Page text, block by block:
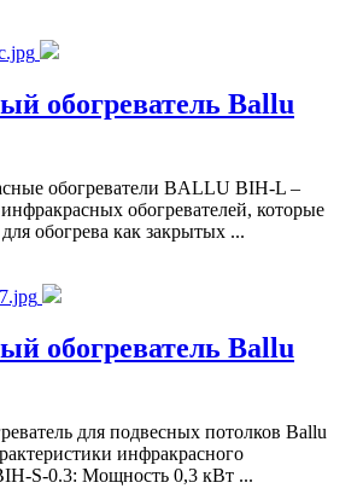
обогреватель Ballu
обогреватели BALLU BIH-L –
обогревателей, которые
обогрева как закрытых ...
обогреватель Ballu
для подвесных потолков Ballu
инфракрасного
S-0.3: Мощность 0,3 кВт ...